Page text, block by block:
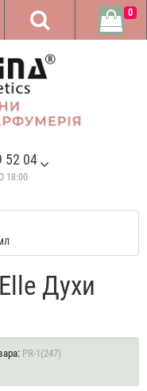
52 04
18:00
0
Духи
PR-1(247)